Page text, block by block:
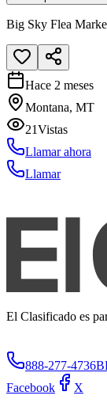
Big Sky Flea
Hace 2 meses
Montana, MT
21Vistas
Llamar ahora
Llamar
El Clasificado es
888-277-4736
Facebook
X